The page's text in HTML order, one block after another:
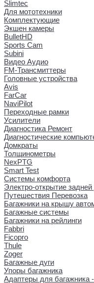
Slimtec
Для мототехники
Комплектующие
Экшен камеры
BulletHD
Sports Cam
Subini
Видео Аудио
FM-Трансмиттеры
Головные устройства
Avis
FarCar
NaviPilot
Переходные рамки
Усилители
Диагностика Ремонт
Диагностические
Домкраты
Толщинометры
NexPTG
Smart Test
Системы комфорта
Электро-открытие
Путешествия Перевозка
Багажники на крышу
Багажные системы
Багажники на рейлинги
Fabbri
Ficopro
Thule
Zoger
Багажные дуги
Упоры багажника
Адаптеры для багажника